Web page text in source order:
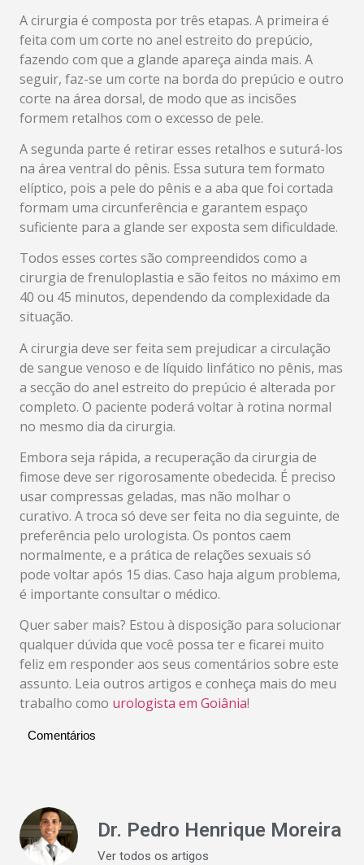
A cirurgia é composta por três etapas. A primeira é
feita com um corte no anel estreito do prepúcio,
fazendo com que a glande apareça ainda mais. A
seguir, faz-se um corte na borda do prepúcio e outro
corte na área dorsal, de modo que as incisões
formem retalhos com o excesso de pele.
A segunda parte é retirar esses retalhos e suturá-los
na área ventral do pênis. Essa sutura tem formato
elíptico, pois a pele do pênis e a aba que foi cortada
formam uma circunferência e garantem espaço
suficiente para a glande ser exposta sem dificuldade.
Todos esses cortes são compreendidos como a
cirurgia de frenuloplastia e são feitos no máximo em
40 ou 45 minutos, dependendo da complexidade da
situação.
A cirurgia deve ser feita sem prejudicar a circulação
de sangue venoso e de líquido linfático no pênis, mas
a secção do anel estreito do prepúcio é alterada por
completo. O paciente poderá voltar à rotina normal
no mesmo dia da cirurgia.
Embora seja rápida, a recuperação da cirurgia de
fimose deve ser rigorosamente obedecida. É preciso
usar compressas geladas, mas não molhar o
curativo. A troca só deve ser feita no dia seguinte, de
preferência pelo urologista. Os pontos caem
normalmente, e a prática de relações sexuais só
pode voltar após 15 dias. Caso haja algum problema,
é importante consultar o médico.
Quer saber mais? Estou à disposição para solucionar
qualquer dúvida que você possa ter e ficarei muito
feliz em responder aos seus comentários sobre este
assunto. Leia outros artigos e conheça mais do meu
trabalho como urologista em Goiânia!
Comentários
Dr. Pedro Henrique Moreira
Ver todos os artigos